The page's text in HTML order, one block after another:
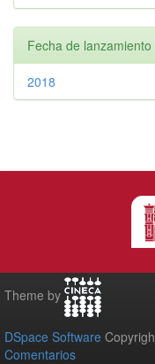
Fecha de lanzamiento
2018
Theme by
DSpace Software
Comentarios